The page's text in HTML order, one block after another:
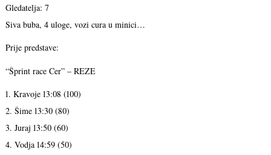
Gledatelja: 7
Siva buba, 4 uloge, vozi cura u minici…
Prije predstave:
“Šprint race Cer” – REZE
1. Kravoje 13:08 (100)
2. Šime 13:30 (80)
3. Juraj 13:50 (60)
4. Vodja 14:59 (50)